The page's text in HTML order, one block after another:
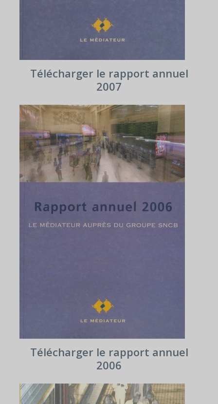
Télécharger le rapport annuel
2007
Télécharger le rapport annuel
2006